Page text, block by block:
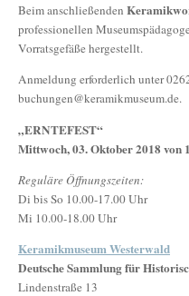
Beim anschließenden
professionellen
Vorratsgefäße hergestellt.
Anmeldung erforderlich unter
buchungen@keramikmuseum.de.
„ERNTEFEST“
Mittwoch, 03. Oktober 2018 von
Reguläre Öffnungszeiten:
Di bis So 10.00-17.00 Uhr
Mi 10.00-18.00 Uhr
Keramikmuseum Westerwald
Deutsche Sammlung für
Lindenstraße 13